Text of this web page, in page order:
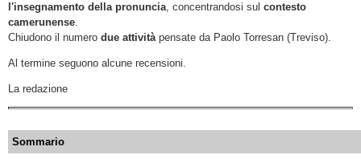
l'insegnamento della pronuncia, concentrandosi sul contesto
camerunense.
Chiudono il numero due attivitàpensate da Paolo Torresan (Treviso).
Al termine seguono alcune recensioni.
La redazione
Sommario